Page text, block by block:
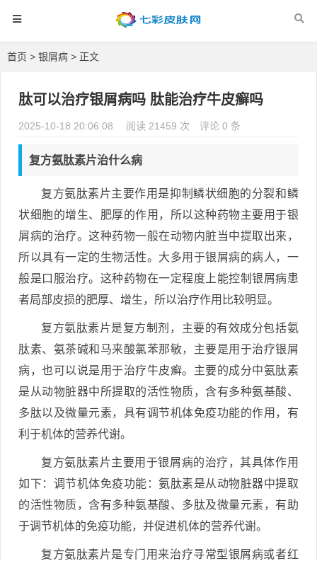
首页 > 银屑病 > 正文
肽可以治疗银屑病吗 肽能治疗牛皮癣吗
2025-10-18 20:06:08 阅读 21459 次 评论 0 条
复方氨肽素片治什么病
复方氨肽素片主要作用是抑制鳞状细胞的分裂和鳞
状细胞的增生、肥厚的作用，所以这种药物主要用于银
屑病的治疗。这种药物一般在动物内脏当中提取出来，
所以具有一定的生物活性。大多用于银屑病的病人，一
般是口服治疗。这种药物在一定程度上能控制银屑病患
者局部皮损的肥厚、增生，所以治疗作用比较明显。
复方氨肽素片是复方制剂，主要的有效成分包括氨
肽素、氨茶碱和马来酸氯苯那敏，主要是用于治疗银屑
病，也可以说是用于治疗牛皮癣。主要的成分中氨肽素
是从动物脏器中所提取的活性物质，含有多种氨基酸、
多肽以及微量元素，具有调节机体免疫功能的作用，有
利于机体的营养代谢。
复方氨肽素片主要用于银屑病的治疗，其具体作用
如下：调节机体免疫功能：氨肽素是从动物脏器中提取
的活性物质，含有多种氨基酸、多肽及微量元素，有助
于调节机体的免疫功能，并促进机体的营养代谢。
复方氨肽素片是专门用来治疗寻常型银屑病或者红